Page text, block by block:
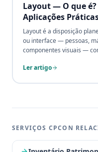
Layout — O que
Aplicações
Layout é a disposição
ou interface — pessoas,
componentes visuais —
escritório, o layout certo
Ler artigo
SERVIÇOS CPCON